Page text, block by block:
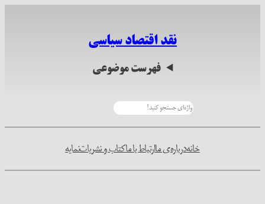
نقد اقتصاد سیاسی
فهرست موضوعی
خانهدرباره‌ی ماارتباط با ماکتاب و نشریاتنمایه